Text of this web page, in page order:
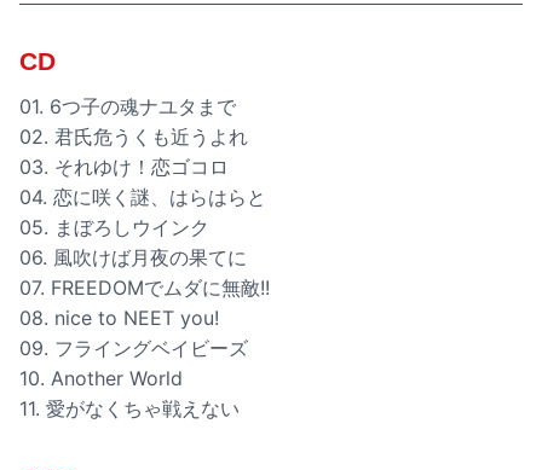
CD
01. 6つ子の魂ナユタまで
02. 君氏危うくも近うよれ
03. それゆけ！恋ゴコロ
04. 恋に咲く謎、はらはらと
05. まぼろしウインク
06. 風吹けば月夜の果てに
07. FREEDOMでムダに無敵!!
08. nice to NEET you!
09. フライングベイビーズ
10. Another World
11. 愛がなくちゃ戦えない